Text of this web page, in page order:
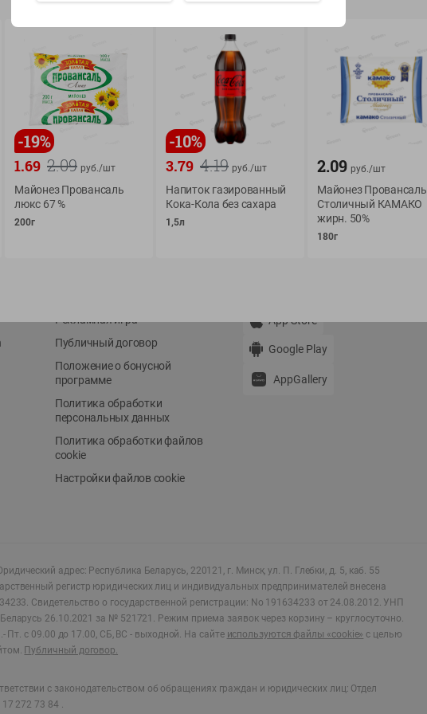
Условия доставки
Рекламная игра
Публичный договор
Положение о бонусной
программе
Политика обработки
персональных данных
Политика обработки файлов
cookie
Настройки файлов cookie
Мои товары
Обратная связь
App Store
Google Play
AppGallery
адрес: Республика Беларусь, 220121, г. Минск, ул. П. Глебки, д. 5, каб. 55
регистр юридических лиц и индивидуальных предпринимателей внесена
Свидетельство о государственной регистрации: No 191634233 от 24.08.2012. УНП
26.10.2021 за № 521721. Режим приема заявок через корзину – круглосуточно.
Пт. с 09.00 до 17.00, СБ, ВС - выходной. На сайте используются файлы «cookie» с целью
Публичный договор.
с законодательством об обращениях граждан и юридических лиц: Отдел
272 73 84 .
-19%
2.09
1.69 руб./шт
Майонез Провансаль
люкс 67 %
200г
-10%
4.19
3.79 руб./шт
Напиток газированный
Кока-Кола без сахара
1,5л
2.09 руб./шт
Майонез Провансаль
Столичный КАМАКО
жирн. 50%
180г